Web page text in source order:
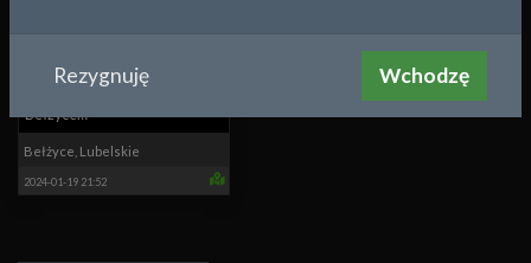
Bełżyce
zielona/Prebendarska
Bełżyce Lubelskie
2024-01-19 21:52
Rezygnuję Wchodzę